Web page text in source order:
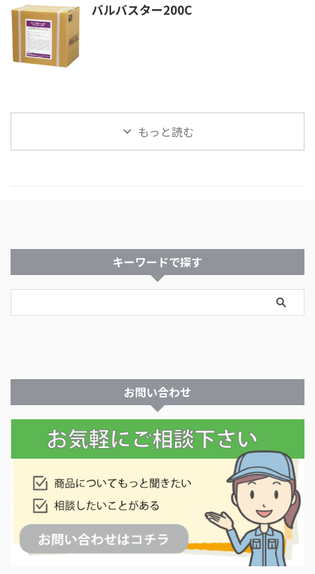
バルバスター200C
もっと読む
キーワードで探す
お問い合わせ